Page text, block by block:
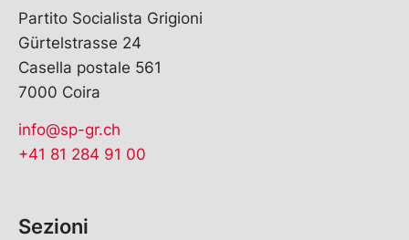
Partito Socialista Grigioni
Gürtelstrasse 24
Casella postale 561
7000 Coira
info@sp-gr.ch
+41 81 284 91 00
Sezioni